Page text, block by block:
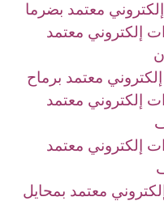
معتمد بضرما
إلكتروني معتمد
معتمد برماح
إلكتروني معتمد
إلكتروني معتمد
معتمد بمحايل